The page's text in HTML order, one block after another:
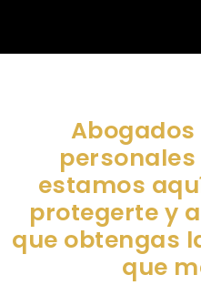
Abogados
estamos
protegerte y
que obtengas
que